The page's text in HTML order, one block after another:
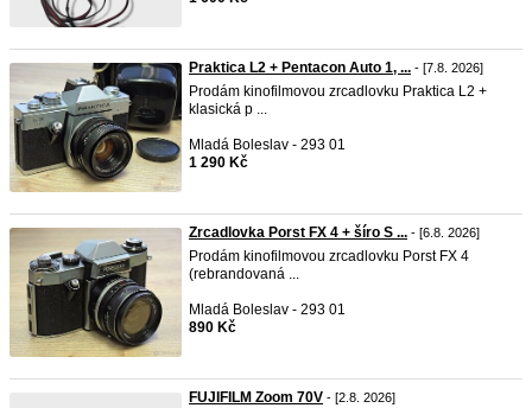
Praktica L2 + Pentacon Auto 1, ... - [7.8. 2026]
Prodám kinofilmovou zrcadlovku Praktica L2 +
klasická p ...
Mladá Boleslav - 293 01
1 290 Kč
Zrcadlovka Porst FX 4 + šíro S ... - [6.8. 2026]
Prodám kinofilmovou zrcadlovku Porst FX 4
(rebrandovaná ...
Mladá Boleslav - 293 01
890 Kč
FUJIFILM Zoom 70V - [2.8. 2026]